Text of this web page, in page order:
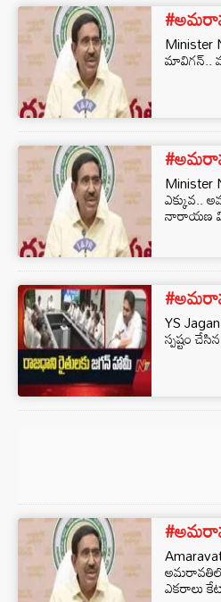
Minister
మావిగన్..
Minister
ఎక్కువ..
నారాయణ
YS
స్పష్టం
అమరావతిలో
ఎకరాలు